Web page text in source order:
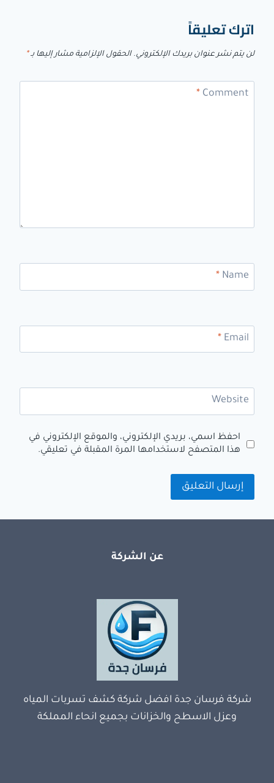
اترك تعليقاً
لن يتم نشر عنوان بريدك الإلكتروني. الحقول الإلزامية مشار إليها بـ *
Comment
*
Name
*
Email
*
Website
احفظ اسمي، بريدي الإلكتروني، والموقع الإلكتروني في
هذا المتصفح لاستخدامها المرة المقبلة في تعليقي.
عن الشركة
شركة فرسان جدة افضل شركة كشف تسربات المياه
وعزل الاسطح والخزانات بجميع انحاء المملكة